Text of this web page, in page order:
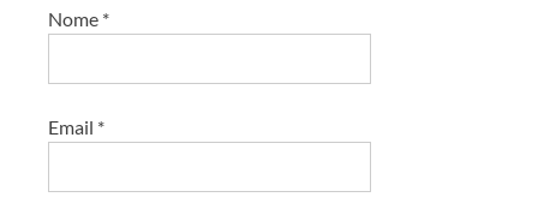
Nome *
Email *